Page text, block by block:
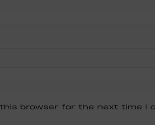
browser for the next time I